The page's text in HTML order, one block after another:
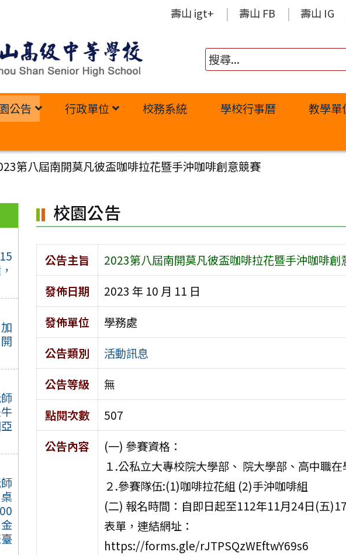
壽山 igt+ 壽山 FB 壽山 IG
公告 行政單位 校務系統 學校行事曆 教學單
第八屆南開莫凡彼盃咖啡拉花暨手沖咖啡創意競賽
校園公告
公告主旨
2023第八屆南開莫凡彼盃咖啡拉花暨手沖咖啡創
發佈日期
2023 年 10 月 11 日
發佈單位
學務處
公告類別
活動訊息
公告等級
無
點閱次數
507
公告內容
(一) 參賽資格：
１.公私立大專校院大學部、 院大學部、高中職在
２.參賽隊伍:(1)咖啡拉花組 (2)手沖咖啡組
(二) 報名時間：自即日起至112年11月24日(五
表單，連結網址：
https://forms.gle/rJTPSQzWEftwY69s6